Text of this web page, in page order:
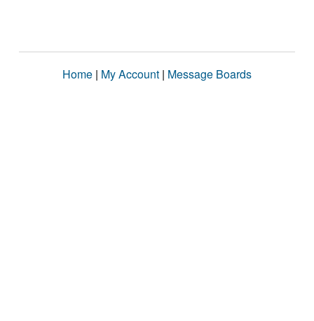
Home | My Account | Message Boards